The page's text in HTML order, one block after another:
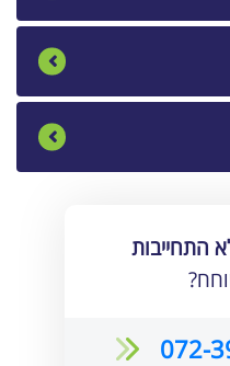
התחייבות
072-